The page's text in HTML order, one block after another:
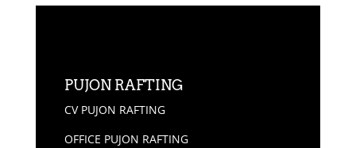
PUJON RAFTING
CV PUJON RAFTING
OFFICE PUJON RAFTING